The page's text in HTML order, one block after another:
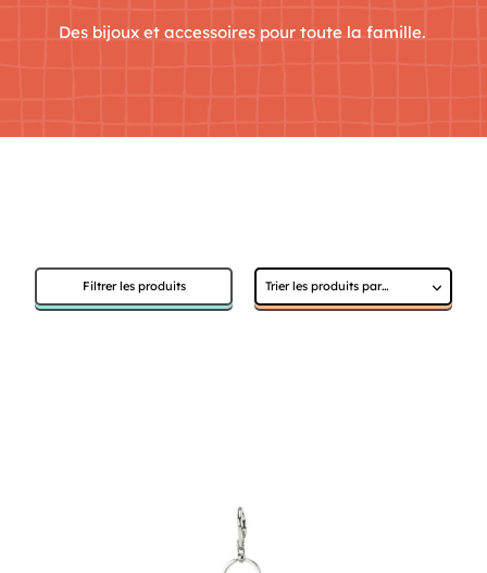
Des bijoux et accessoires pour toute la famille.
Filtrer les produits Sélectionnez